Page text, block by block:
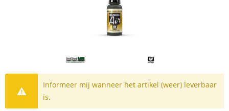
Informeer mij wanneer het artikel (weer) leverbaar
is.